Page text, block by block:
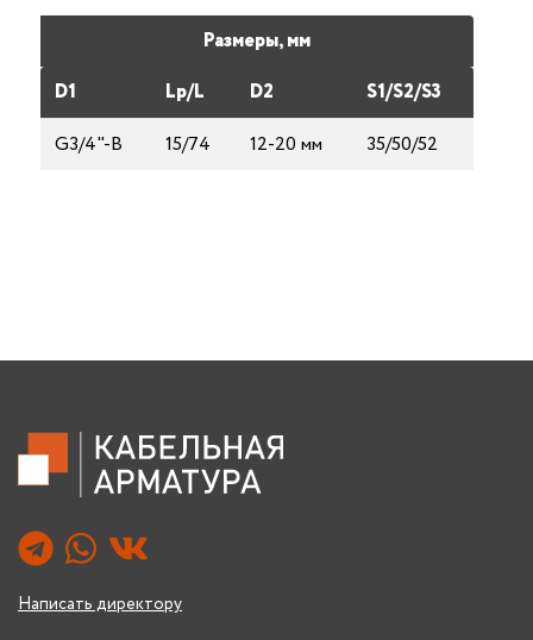
Размеры, мм
D1
Lp/L D2
S1/S2/S3
G3/4"-B
15/74 12-20 мм 35/50/52
Написать директору